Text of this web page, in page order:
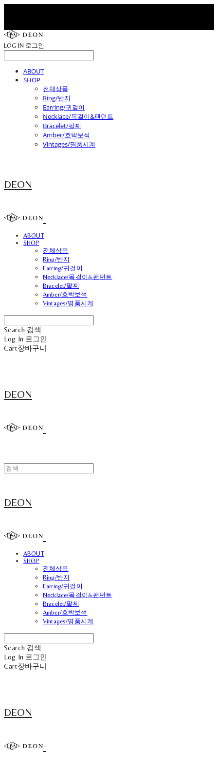
LOG IN 로그인
ABOUT
SHOP
전체상품
Ring/반지
Earring/귀걸이
Necklace/목걸이&팬던트
Bracelet/팔찌
Amber/호박보석
Vintages/명품시계
DEON
ABOUT
SHOP
전체상품
Ring/반지
Earring/귀걸이
Necklace/목걸이&팬던트
Bracelet/팔찌
Amber/호박보석
Vintages/명품시계
Search 검색
Log In 로그인
Cart장바구니
DEON
DEON
ABOUT
SHOP
전체상품
Ring/반지
Earring/귀걸이
Necklace/목걸이&팬던트
Bracelet/팔찌
Amber/호박보석
Vintages/명품시계
Search 검색
Log In 로그인
Cart장바구니
DEON